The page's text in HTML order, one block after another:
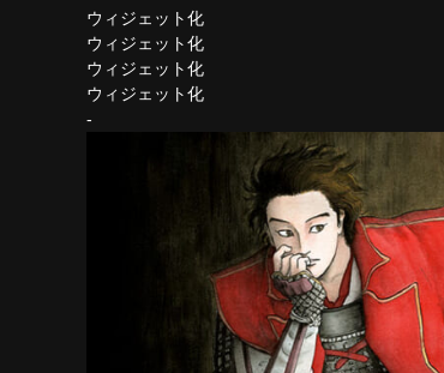
ウィジェット化
ウィジェット化
ウィジェット化
ウィジェット化
-